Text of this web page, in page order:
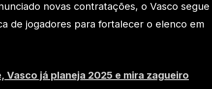
novas contratações, o Vasco segue
de jogadores para fortalecer o elenco em
Vasco já planeja 2025 e mira zagueiro